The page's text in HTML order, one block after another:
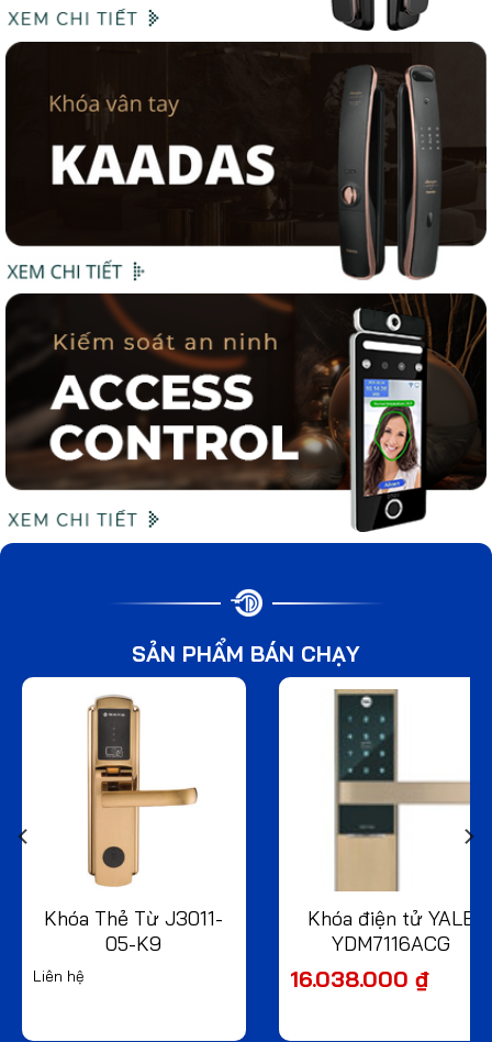
SẢN PHẨM BÁN CHẠY
Khóa Thẻ Từ J3011-
05-K9
Liên hệ
Khóa điện tử YALE
YDM7116ACG
16.038.000₫